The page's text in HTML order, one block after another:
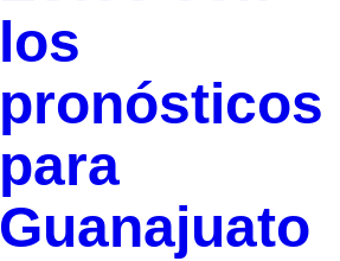
los
pronósticos
para
Guanajuato